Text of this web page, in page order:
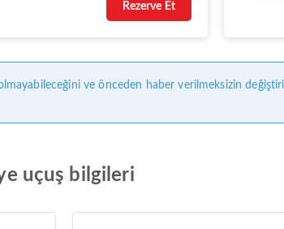
Rezerve Et
ve önceden haber verilmeksizin
uçuş bilgileri